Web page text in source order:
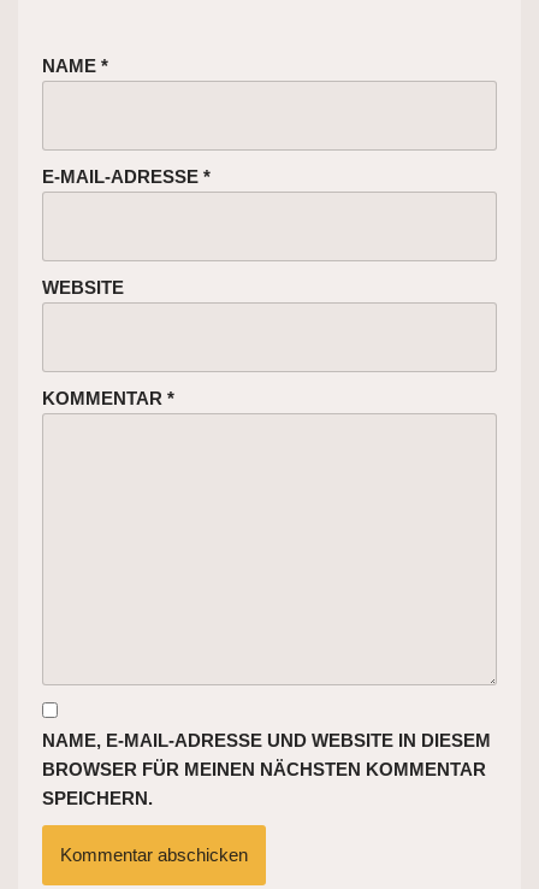
NAME *
E-MAIL-ADRESSE *
WEBSITE
KOMMENTAR *
NAME, E-MAIL-ADRESSE UND WEBSITE IN DIESEM
BROWSER FÜR MEINEN NÄCHSTEN KOMMENTAR
SPEICHERN.